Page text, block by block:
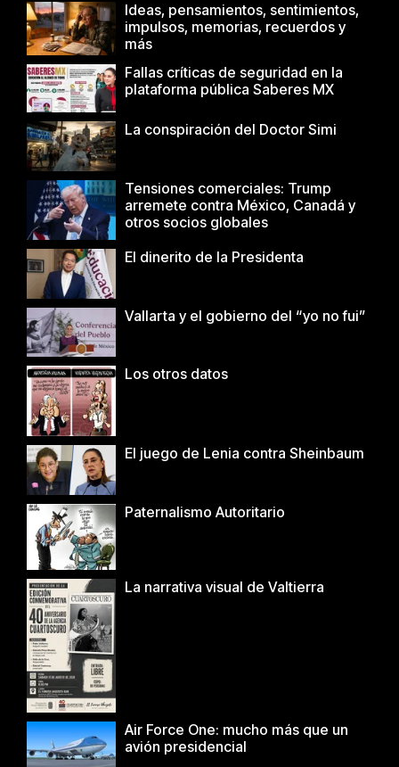
Ideas, pensamientos, sentimientos,
impulsos, memorias, recuerdos y
más
Fallas críticas de seguridad en la
plataforma pública Saberes MX
La conspiración del Doctor Simi
Tensiones comerciales: Trump
arremete contra México, Canadá y
otros socios globales
El dinerito de la Presidenta
Vallarta y el gobierno del “yo no fui”
Los otros datos
El juego de Lenia contra Sheinbaum
Paternalismo Autoritario
La narrativa visual de Valtierra
Air Force One: mucho más que un
avión presidencial